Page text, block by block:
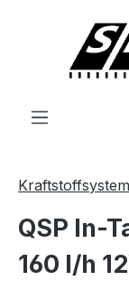
Kraftstoffsystem
QSP In-
160 l/h